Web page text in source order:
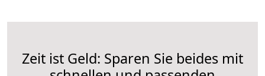
Zeit ist Geld: Sparen Sie beides mit